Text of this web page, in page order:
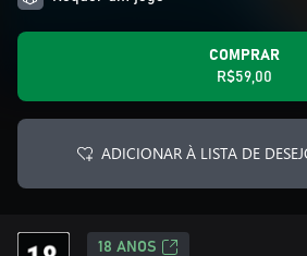
COMPRAR
R$59,00
ADICIONAR À LISTA DE
18 ANOS